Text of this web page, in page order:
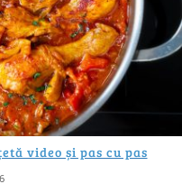
video și pas cu pas